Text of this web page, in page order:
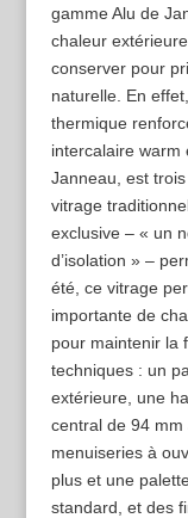
gamme Alu de
chaleur
conserver pour
naturelle. En
thermique
intercalaire warm
Janneau, est trois
vitrage
exclusive – « un
d’isolation » –
été, ce vitrage
importante de
pour maintenir la
techniques : un
extérieure, une
central de 94
menuiseries à
plus et une
standard, et des